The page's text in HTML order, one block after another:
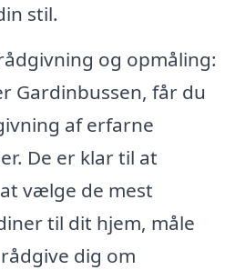
stil.
og opmåling:
Gardinbussen, får du
af erfarne
De er klar til at
vælge de mest
til dit hjem, måle
dig om